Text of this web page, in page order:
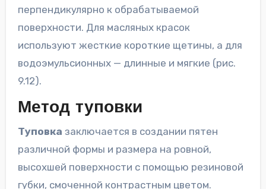
перпендикулярно к обрабатываемой
поверхности. Для масляных красок
используют жесткие короткие щетины, а для
водоэмульсионных — длинные и мягкие (рис.
9.12).
Метод туповки
Туповка заключается в создании пятен
различной формы и размера на ровной,
высохшей поверхности с помощью резиновой
губки, смоченной контрастным цветом.